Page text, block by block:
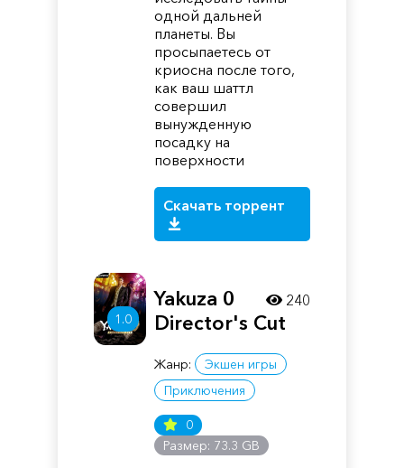
одной дальней
планеты. Вы
просыпаетесь от
криосна после того,
как ваш шаттл
совершил
вынужденную
посадку на
поверхности
Скачать торрент
1.0
Yakuza 0
Director's Cut
Жанр:
Экшен игры
Приключения
0
Размер: 73.3 GB
240